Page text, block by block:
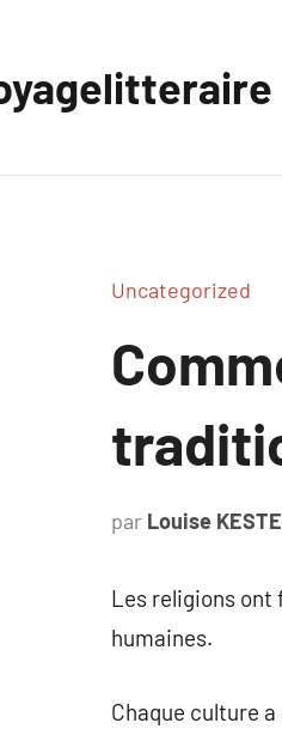
Uncategorized
par Louise
Les religions ont
humaines.
Chaque culture